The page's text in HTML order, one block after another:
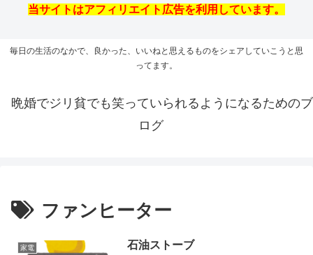
当サイトはアフィリエイト広告を利用しています。
毎日の生活のなかで、良かった、いいねと思えるものをシェアしていこうと思
ってます。
晩婚でジリ貧でも笑っていられるようになるためのブ
ログ
ファンヒーター
家電 石油ストーブ